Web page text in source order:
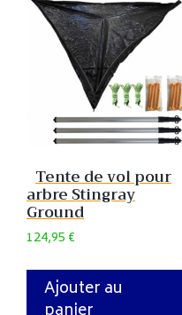
Tente de vol pour
arbre Stingray
Ground
124,95€
Ajouter au